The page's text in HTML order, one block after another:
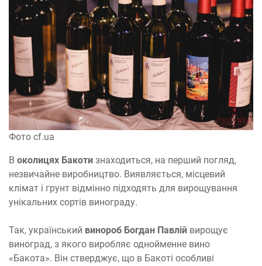
Фото cf.ua
В околицях Бакоти знаходиться, на перший погляд,
незвичайне виробництво. Виявляється, місцевий
клімат і грунт відмінно підходять для вирощування
унікальних сортів винограду.
Так, український винороб Богдан Павлій вирощує
виноград, з якого виробляє однойменне вино
«Бакота». Він стверджує, що в Бакоті особливі